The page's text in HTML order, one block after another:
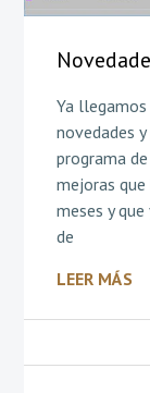
Ya
novedades
programa
mejoras
meses y
de
LEER MÁS